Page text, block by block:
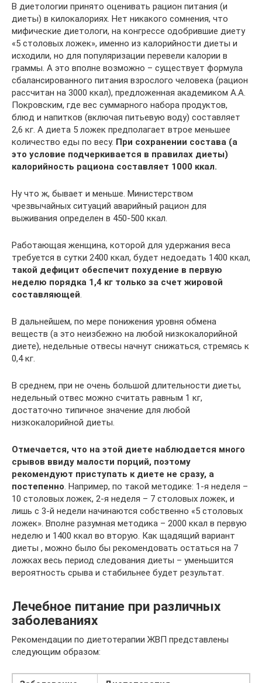
В диетологии принято оценивать рацион питания (и
диеты) в килокалориях. Нет никакого сомнения, что
мифические диетологи, на конгрессе одобрившие диету
«5 столовых ложек», именно из калорийности диеты и
исходили, но для популяризации перевели калории в
граммы. А это вполне возможно – существует формула
сбалансированного питания взрослого человека (рацион
рассчитан на 3000 ккал), предложенная академиком А.А.
Покровским, где вес суммарного набора продуктов,
блюд и напитков (включая питьевую воду) составляет
2,6 кг. А диета 5 ложек предполагает втрое меньшее
количество еды по весу. При сохранении состава (а
это условие подчеркивается в правилах диеты)
калорийность рациона составляет 1000 ккал.
Ну что ж, бывает и меньше. Министерством
чрезвычайных ситуаций аварийный рацион для
выживания определен в 450-500 ккал.
Работающая женщина, которой для удержания веса
требуется в сутки 2400 ккал, будет недоедать 1400 ккал,
такой дефицит обеспечит похудение в первую
неделю порядка 1,4 кг только за счет жировой
составляющей.
В дальнейшем, по мере понижения уровня обмена
веществ (а это неизбежно на любой низкокалорийной
диете), недельные отвесы начнут снижаться, стремясь к
0,4 кг.
В среднем, при не очень большой длительности диеты,
недельный отвес можно считать равным 1 кг,
достаточно типичное значение для любой
низкокалорийной диеты.
Отмечается, что на этой диете наблюдается много
срывов ввиду малости порций, поэтому
рекомендуют приступать к диете не сразу, а
постепенно. Например, по такой методике: 1-я неделя –
10 столовых ложек, 2-я неделя – 7 столовых ложек, и
лишь с 3-й недели начинаются собственно «5 столовых
ложек». Вполне разумная методика – 2000 ккал в первую
неделю и 1400 ккал во вторую. Как щадящий вариант
диеты , можно было бы рекомендовать остаться на 7
ложках весь период следования диеты – уменьшится
вероятность срыва и стабильнее будет результат.
Лечебное питание при различных
заболеваниях
Рекомендации по диетотерапии ЖВП представлены
следующим образом: